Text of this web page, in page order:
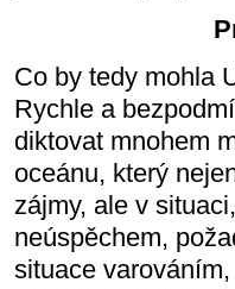
Co by tedy mohla
Rychle a
diktovat mnohem
oceánu, který
zájmy, ale v
neúspěchem,
situace